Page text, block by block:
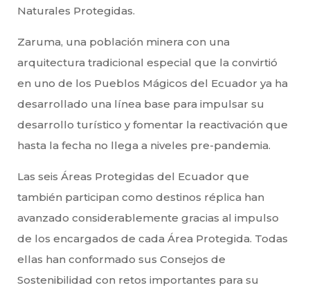
Naturales Protegidas.
Zaruma, una población minera con una
arquitectura tradicional especial que la convirtió
en uno de los Pueblos Mágicos del Ecuador ya ha
desarrollado una línea base para impulsar su
desarrollo turístico y fomentar la reactivación que
hasta la fecha no llega a niveles pre-pandemia.
Las seis Áreas Protegidas del Ecuador que
también participan como destinos réplica han
avanzado considerablemente gracias al impulso
de los encargados de cada Área Protegida. Todas
ellas han conformado sus Consejos de
Sostenibilidad con retos importantes para su